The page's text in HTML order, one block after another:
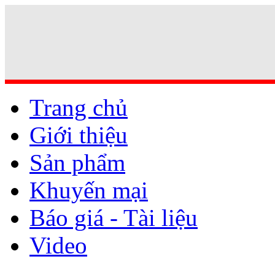
Trang chủ
Giới thiệu
Sản phẩm
Khuyến mại
Báo giá - Tài liệu
Video